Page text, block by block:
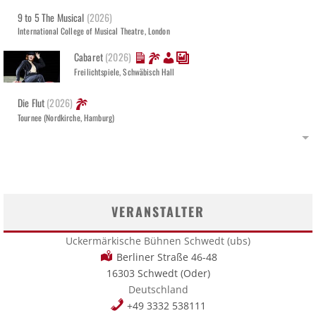
9 to 5 The Musical (2026)
International College of Musical Theatre, London
Cabaret(2026)
Freilichtspiele, Schwäbisch Hall
Die Flut(2026)
Tournee (Nordkirche, Hamburg)
VERANSTALTER
Uckermärkische Bühnen Schwedt (ubs)
Berliner Straße 46-48
16303 Schwedt (Oder)
Deutschland
+49 3332 538111